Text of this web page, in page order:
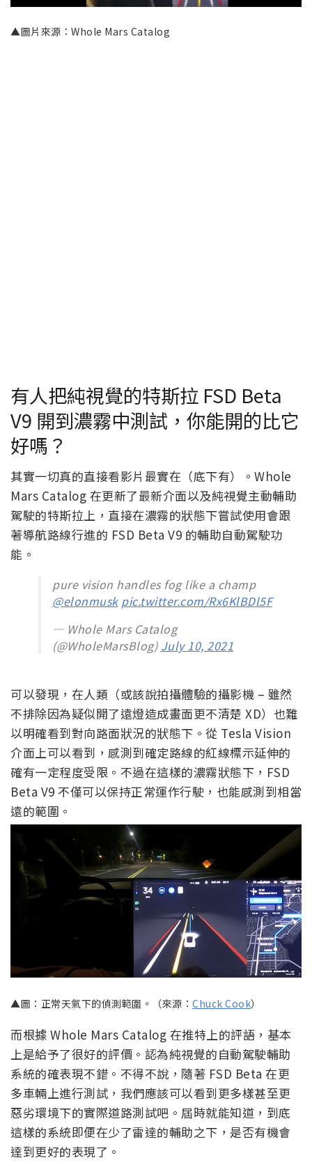
▲圖片來源：Whole Mars Catalog
有人把純視覺的特斯拉 FSD Beta
V9 開到濃霧中測試，你能開的比它
好嗎？
其實一切真的直接看影片最實在（底下有）。Whole
Mars Catalog 在更新了最新介面以及純視覺主動輔助
駕駛的特斯拉上，直接在濃霧的狀態下嘗試使用會跟
著導航路線行進的 FSD Beta V9 的輔助自動駕駛功
能。
pure vision handles fog like a champ
@elonmusk pic.twitter.com/Rx6KlBDl5F
— Whole Mars Catalog
(@WholeMarsBlog) July 10, 2021
可以發現，在人類（或該說拍攝體驗的攝影機 – 雖然
不排除因為疑似開了遠燈造成畫面更不清楚 XD）也難
以明確看到對向路面狀況的狀態下。從 Tesla Vision
介面上可以看到，感測到確定路線的紅線標示延伸的
確有一定程度受限。不過在這樣的濃霧狀態下，FSD
Beta V9 不僅可以保持正常運作行駛，也能感測到相當
遠的範圍。
▲圖：正常天氣下的偵測範圍。（來源： Chuck Cook）
而根據 Whole Mars Catalog 在推特上的評語，基本
上是給予了很好的評價。認為純視覺的自動駕駛輔助
系統的確表現不錯。不得不說，隨著 FSD Beta 在更
多車輛上進行測試，我們應該可以看到更多樣甚至更
惡劣環境下的實際道路測試吧。屆時就能知道，到底
這樣的系統即便在少了雷達的輔助之下，是否有機會
達到更好的表現了。